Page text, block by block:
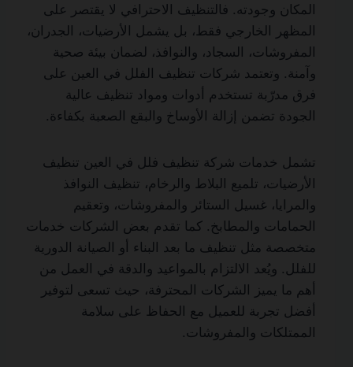
المكان وجودته. فالتنظيف الاحترافي لا يقتصر على
المظهر الخارجي فقط، بل يشمل الأرضيات، الجدران،
المفروشات، السجاد، والنوافذ، لضمان بيئة صحية
وآمنة. وتعتمد شركات تنظيف الفلل في العين على
فرق مدرّبة تستخدم أدوات ومواد تنظيف عالية
الجودة تضمن إزالة الأوساخ والبقع الصعبة بكفاءة.
تشمل خدمات شركة تنظيف فلل في العين تنظيف
الأرضيات، تلميع البلاط والرخام، تنظيف النوافذ
والمرايا، غسيل الستائر والمفروشات، وتعقيم
الحمامات والمطابخ. كما تقدم بعض الشركات خدمات
متخصصة مثل تنظيف ما بعد البناء أو الصيانة الدورية
للفلل. ويُعد الالتزام بالمواعيد والدقة في العمل من
أهم ما يميز الشركات المحترفة، حيث تسعى لتوفير
أفضل تجربة للعميل مع الحفاظ على سلامة
الممتلكات والمفروشات.